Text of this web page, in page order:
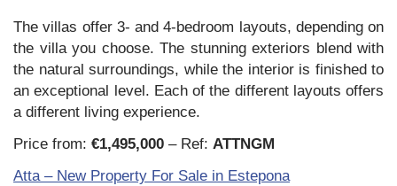
The villas offer 3- and 4-bedroom layouts, depending on
the villa you choose. The stunning exteriors blend with
the natural surroundings, while the interior is finished to
an exceptional level. Each of the different layouts offers
a different living experience.
Price from: €1,495,000 – Ref: ATTNGM
Atta – New Property For Sale in Estepona